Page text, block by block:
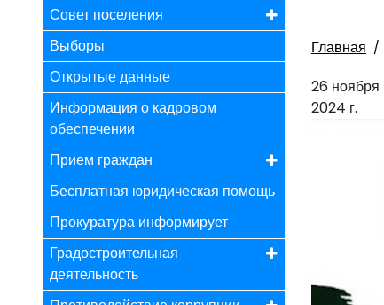
Совет поселения
Выборы
Открытые данные
Информация о кадровом
обеспечении
Прием граждан
Бесплатная юридическая помощь
Прокуратура информирует
Градостроительная
деятельность
Главная
26 ноября
2024 г.